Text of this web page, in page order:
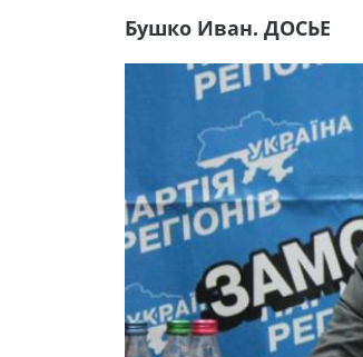
Бушко Иван. ДОСЬЕ